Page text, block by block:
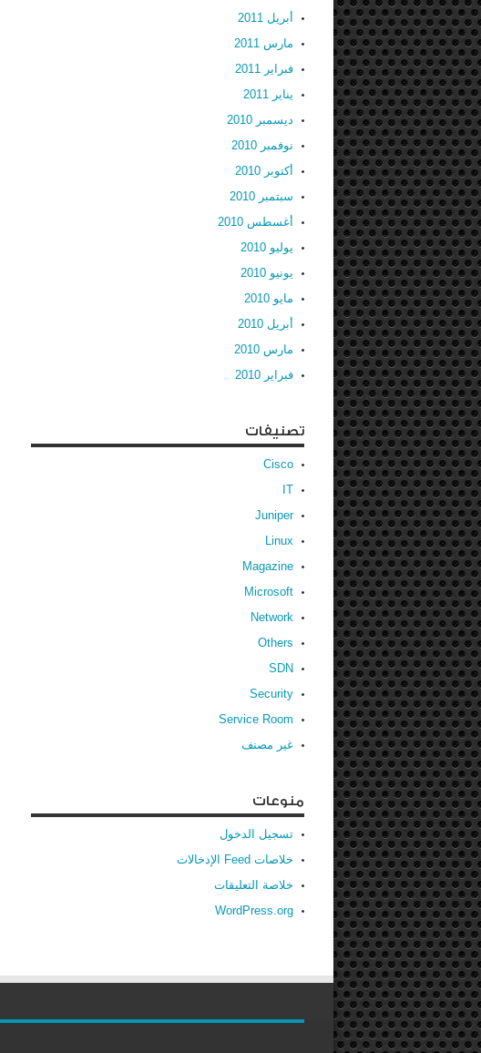
أبريل 2011
مارس 2011
فبراير 2011
يناير 2011
ديسمبر 2010
نوفمبر 2010
أكتوبر 2010
سبتمبر 2010
أغسطس 2010
يوليو 2010
يونيو 2010
مايو 2010
أبريل 2010
مارس 2010
فبراير 2010
تصنيفات
Cisco
IT
Juniper
Linux
Magazine
Microsoft
Network
Others
SDN
Security
Service Room
غير مصنف
منوعات
تسجيل الدخول
خلاصات Feed الإدخالات
خلاصة التعليقات
WordPress.org